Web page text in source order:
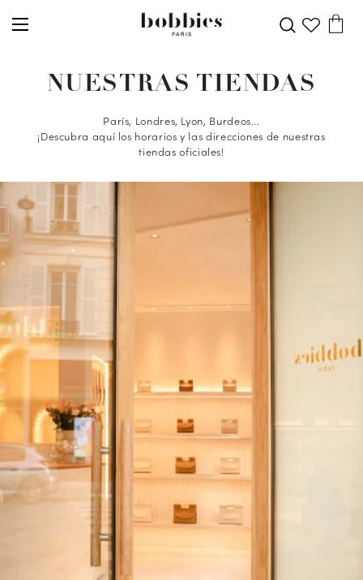
NUESTRAS TIENDAS
París, Londres, Lyon, Burdeos...
¡Descubra aquí los horarios y las direcciones de nuestras
tiendas oficiales!